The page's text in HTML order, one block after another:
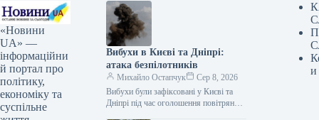
«Новини
UA» —
інформаційни
й портал про
політику,
економіку та
суспільне
Вибухи в Києві та Дніпрі:
атака безпілотників
Михайло Остапчук
Сер 8, 2026
Вибухи були зафіксовані у Києві та
Дніпрі під час оголошення повітряної
и